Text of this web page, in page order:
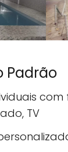
Padrão
TV